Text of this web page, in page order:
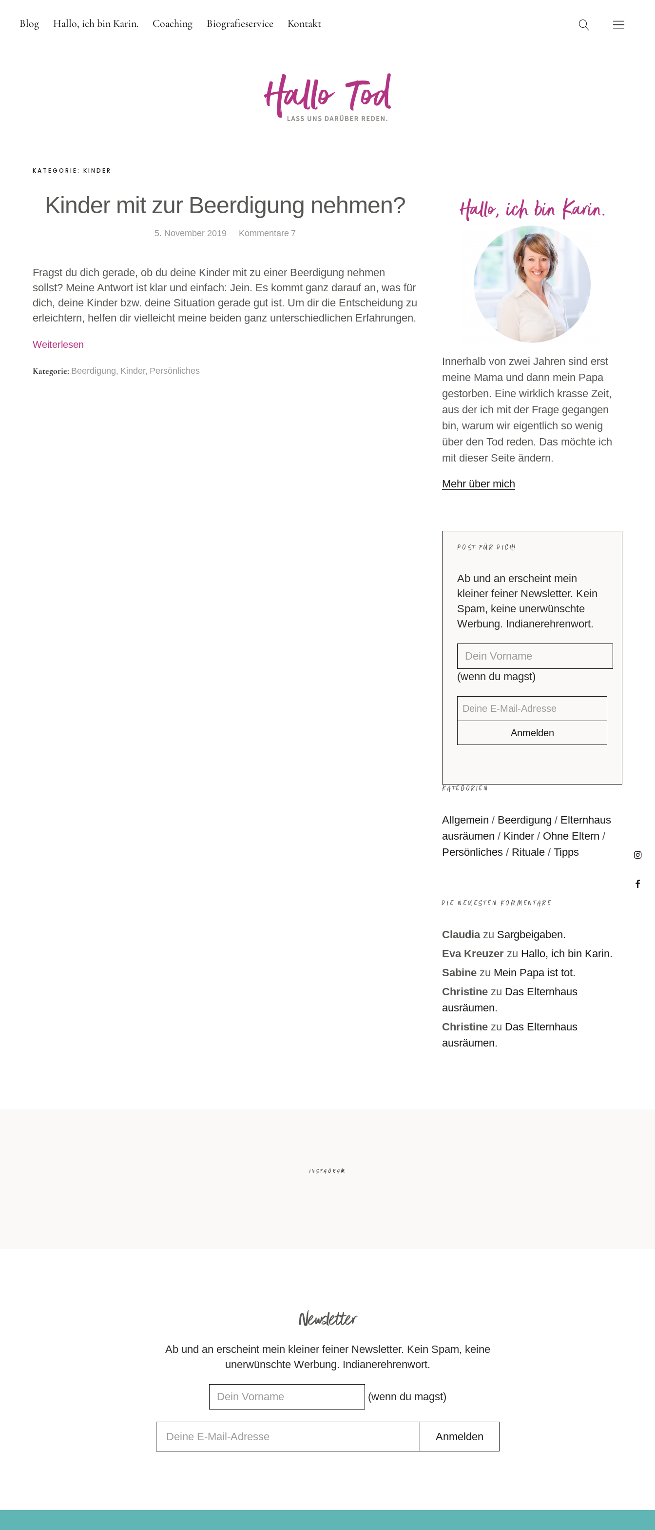
Blog Hallo, ich bin Karin. Coaching Biografieservice Kontakt
KATEGORIE: KINDER
Kinder mit zur Beerdigung nehmen?
5. November 2019 Kommentare 7
Fragst du dich gerade, ob du deine Kinder mit zu einer Beerdigung nehmen
sollst? Meine Antwort ist klar und einfach: Jein. Es kommt ganz darauf an, was für
dich, deine Kinder bzw. deine Situation gerade gut ist. Um dir die Entscheidung zu
erleichtern, helfen dir vielleicht meine beiden ganz unterschiedlichen Erfahrungen.
Weiterlesen
Kategorie: Beerdigung Kinder Persönliches
Innerhalb von zwei Jahren sind erst
meine Mama und dann mein Papa
gestorben. Eine wirklich krasse Zeit,
aus der ich mit der Frage gegangen
bin, warum wir eigentlich so wenig
über den Tod reden. Das möchte ich
mit dieser Seite ändern.
Mehr über mich
POST FÜR DICH!
Ab und an erscheint mein
kleiner feiner Newsletter. Kein
Spam, keine unerwünschte
Werbung. Indianerehrenwort.
(wenn du magst)
KATEGORIEN
Allgemein Beerdigung
Elternhaus
ausräumen
Kinder
Ohne Eltern
Persönliches
Rituale Tipps
DIE NEUESTEN KOMMENTARE
Claudiazu Sargbeigaben.
Eva Kreuzer zu Hallo, ich bin Karin.
Sabine zu Mein Papa ist tot.
Christine zu Das Elternhaus
ausräumen.
Christine zu Das Elternhaus
ausräumen.
INSTAGRAM
Newsletter
Ab und an erscheint mein kleiner feiner Newsletter. Kein Spam, keine
unerwünschte Werbung. Indianerehrenwort.
(wenn du magst)